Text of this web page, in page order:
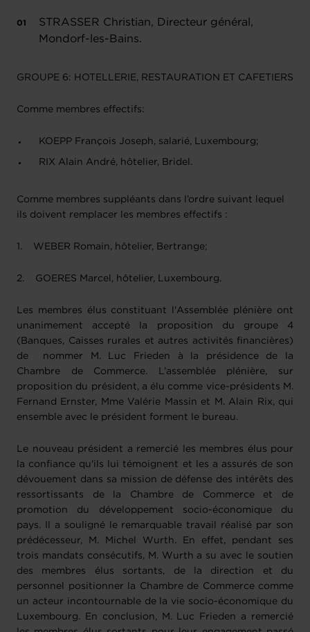
STRASSER Christian, Directeur général,
Mondorf-les-Bains.
GROUPE 6: HOTELLERIE, RESTAURATION ET CAFETIERS
Comme membres effectifs:
KOEPP François Joseph, salarié, Luxembourg;
RIX Alain André, hôtelier, Bridel.
Comme membres suppléants dans l’ordre suivant lequel
ils doivent remplacer les membres effectifs :
1. WEBER Romain, hôtelier, Bertrange;
2. GOERES Marcel, hôtelier, Luxembourg.
Les membres élus constituant l'Assemblée plénière ont
unanimement accepté la proposition du groupe 4
(Banques, Caisses rurales et autres activités financières)
de nommer M. Luc Frieden à la présidence de la
Chambre de Commerce. L’assemblée plénière, sur
proposition du président, a élu comme vice-présidents M.
Fernand Ernster, Mme Valérie Massin et M. Alain Rix, qui
ensemble avec le président forment le bureau.
Le nouveau président a remercié les membres élus pour
la confiance qu'ils lui témoignent et les a assurés de son
dévouement dans sa mission de défense des intérêts des
ressortissants de la Chambre de Commerce et de
promotion du développement socio-économique du
pays. Il a souligné le remarquable travail réalisé par son
prédécesseur, M. Michel Wurth. En effet, pendant ses
trois mandats consécutifs, M. Wurth a su avec le soutien
des membres élus sortants, de la direction et du
personnel positionner la Chambre de Commerce comme
un acteur incontournable de la vie socio-économique du
Luxembourg. En conclusion, M. Luc Frieden a remercié